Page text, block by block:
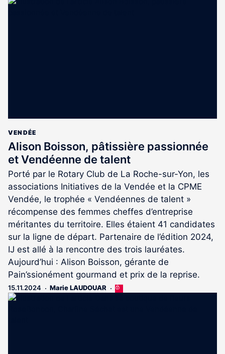
VENDÉE
Alison Boisson, pâtissière passionnée
et Vendéenne de talent
Porté par le Rotary Club de La Roche-sur-Yon, les
associations Initiatives de la Vendée et la CPME
Vendée, le trophée « Vendéennes de talent »
récompense des femmes cheffes d’entreprise
méritantes du territoire. Elles étaient 41 candidates
sur la ligne de départ. Partenaire de l’édition 2024,
IJ est allé à la rencontre des trois lauréates.
Aujourd’hui : Alison Boisson, gérante de
Pain’ssionément gourmand et prix de la reprise.
15.11.2024 Marie LAUDOUAR
Cet